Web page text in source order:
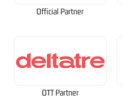
Official Partner
OTT Partner